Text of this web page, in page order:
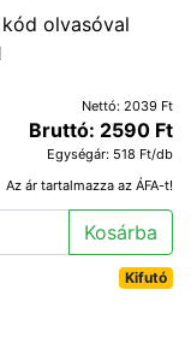
Nettó: 2039 Ft
Bruttó: 2590 Ft
Egységár: 518 Ft/db
Az ár tartalmazza az ÁFA-t!
Kosárba
Kifutó